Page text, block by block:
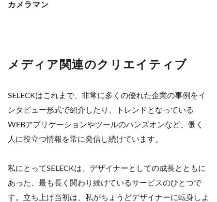
カメラマン
メディア関連のクリエイティブ
SELECKはこれまで、非常に多くの優れた企業の事例をイ
ンタビュー形式で紹介したり、トレンドとなっている
WEBアプリケーションやツールのハンズオンなど、働く
人に役立つ情報を常に発信し続けています。
私にとってSELECKは、デザイナーとしての成長とともに
あった、最も長く関わり続けているサービスのひとつで
す。立ち上げ当初は、私がちょうどデザイナーに転身しよ